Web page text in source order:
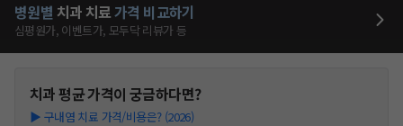
병원별 치과 치료가격 비교하기
심평원가, 이벤트가, 모두닥 리뷰가 등
치과평균 가격이 궁금하다면?
▶ 구내염 치료 가격/비용은? (2026)